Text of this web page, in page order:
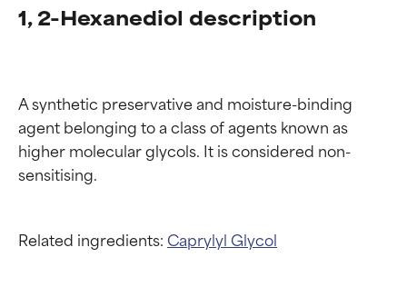
1, 2-Hexanediol description
A synthetic preservative and moisture-binding
agent belonging to a class of agents known as
higher molecular glycols. It is considered non-
Related ingredients:Caprylyl Glycol